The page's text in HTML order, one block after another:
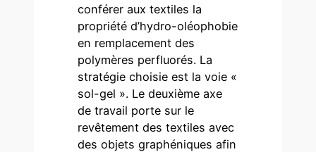
conférer aux textiles la
propriété d’hydro-oléophobie
en remplacement des
polymères perfluorés. La
stratégie choisie est la voie «
sol-gel ». Le deuxième axe
de travail porte sur le
revêtement des textiles avec
des objets graphéniques afin